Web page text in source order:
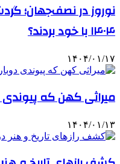
نوروز در نصف‌جهان؛
۱۴۰۴ با خود بردند؟
۱۴۰۴/۰۱/۱۷
میراثی کهن که پیوندی
۱۴۰۴/۰۱/۱۳